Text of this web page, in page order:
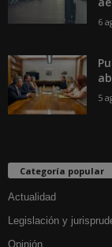
6
5
Categoría popular
Actualidad
Legislación y
Opinión